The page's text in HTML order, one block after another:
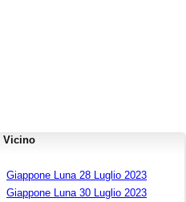
Vicino
Giappone Luna 28 Luglio 2023
Giappone Luna 30 Luglio 2023